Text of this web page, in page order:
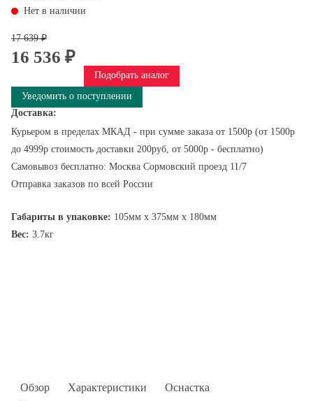
Нет в наличии
17 639 ₽
16 536 ₽
Подобрать аналог
Уведомить о поступлении
Доставка:
Курьером в пределах МКАД - при сумме заказа от 1500р (от 1500р
до 4999р стоимость доставки 200руб, от 5000р - бесплатно)
Самовывоз бесплатно: Москва Сормовский проезд 11/7
Отправка заказов по всей России
Габариты в упаковке: 105мм x 375мм x 180мм
Вес: 3.7кг
Обзор Характеристики
Оснастка